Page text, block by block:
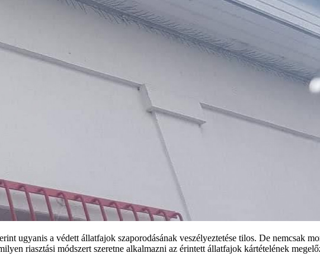
ugyanis a védett állatfajok szaporodásának veszélyeztetése tilos. De nemcsak
riasztási módszert szeretne alkalmazni az érintett állatfajok kártételének